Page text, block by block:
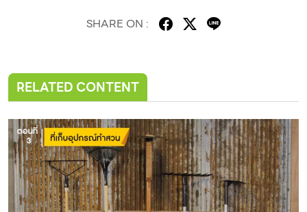
SHARE ON :
RELATED CONTENT